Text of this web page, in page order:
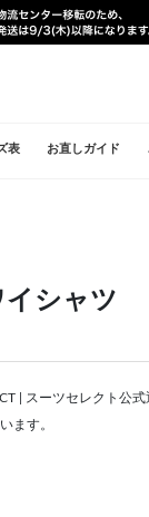
表 お直しガイド
イシャツ
| スーツセレクト公
ます。